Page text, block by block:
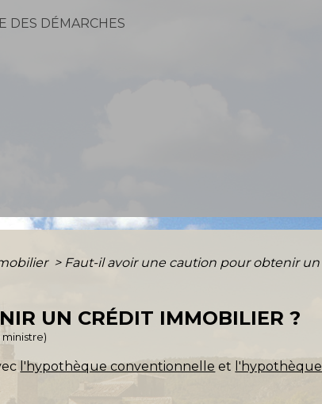
DES DÉMARCHES
> Faut-il avoir une caution pour obtenir un
UN CRÉDIT IMMOBILIER ?
l'hypothèque conventionnelle et l'hypothèque